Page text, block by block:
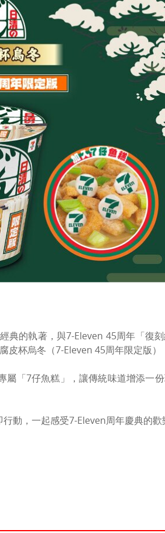
的執著，與7-Eleven 45周年「復刻
杯烏冬（7-Eleven 45周年限定版）
「7仔魚糕」，讓傳統味道增添一
動，一起感受7-Eleven周年慶典的歡